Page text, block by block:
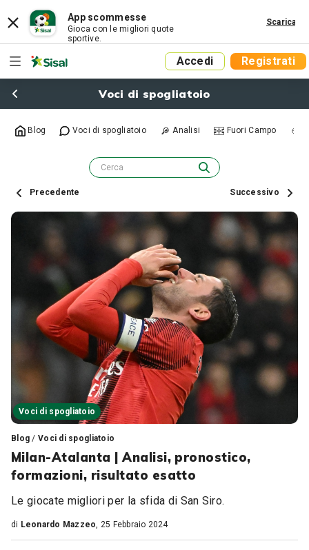
App scommesse
Gioca con le migliori quote
sportive.
Scarica
Accedi Registrati
Voci di spogliatoio
Blog Voci di spogliatoio Analisi Fuori Campo
Precedente Successivo
Voci di spogliatoio
Blog / Voci di spogliatoio
Milan-Atalanta | Analisi, pronostico,
formazioni, risultato esatto
Le giocate migliori per la sfida di San Siro.
di Leonardo Mazzeo, 25 Febbraio 2024